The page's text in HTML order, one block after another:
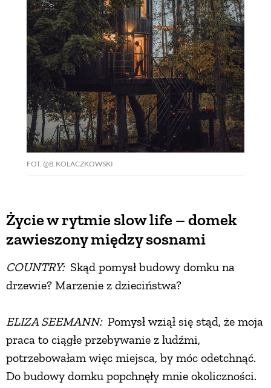
FOT. @B.KOLACZKOWSKI
Życie w rytmie slow life – domek
zawieszony między sosnami
COUNTRY: Skąd pomysł budowy domku na
drzewie? Marzenie z dzieciństwa?
ELIZA SEEMANN: Pomysł wziął się stąd, że moja
praca to ciągłe przebywanie z ludźmi,
potrzebowałam więc miejsca, by móc odetchnąć.
Do budowy domku popchnęły mnie okoliczności.
PRZYSTAWKI
ZUPY
DANIA GŁÓWNE
CIASTA I DESERY
PRZETWORY